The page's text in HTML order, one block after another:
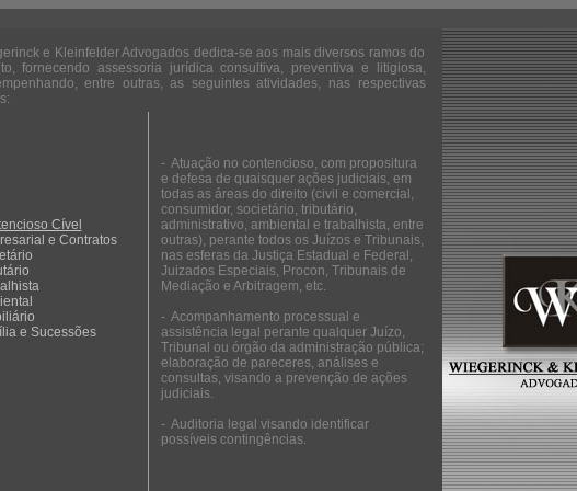
e Kleinfelder Advogados dedica-se aos mais diversos ramos do
fornecendo assessoria jurídica consultiva, preventiva e litigiosa,
entre outras, as seguintes atividades, nas respectivas
Cível
e Contratos
e Sucessões
- Atuação no contencioso, com propositura
e defesa de quaisquer ações judiciais, em
todas as áreas do direito (civil e comercial,
consumidor, societário, tributário,
administrativo, ambiental e trabalhista, entre
outras), perante todos os Juízos e Tribunais,
nas esferas da Justiça Estadual e Federal,
Juizados Especiais, Procon, Tribunais de
Mediação e Arbitragem, etc.
- Acompanhamento processual e
assistência legal perante qualquer Juízo,
Tribunal ou órgão da administração pública;
elaboração de pareceres, análises e
consultas, visando a prevenção de ações
judiciais.
- Auditoria legal visando identificar
possíveis contingências.